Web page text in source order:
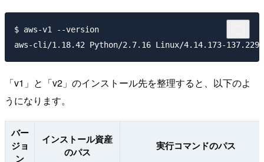
$ aws-v1 --version
「v1」と「v2」のインストール先を整理すると、以下のよ
うになります。
バー
ジョ
ン
インストール資産
のパス
実行コマンドのパス